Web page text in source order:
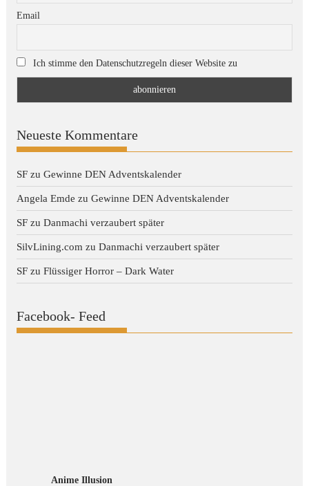
Email
Ich stimme den Datenschutzregeln dieser Website zu
Neueste Kommentare
SF zuGewinne DEN Adventskalender
Angela Emde zuGewinne DEN Adventskalender
SF zuDanmachi verzaubert später
SilvLining.com zuDanmachi verzaubert später
SF zuFlüssiger Horror – Dark Water
Facebook- Feed
Anime Illusion